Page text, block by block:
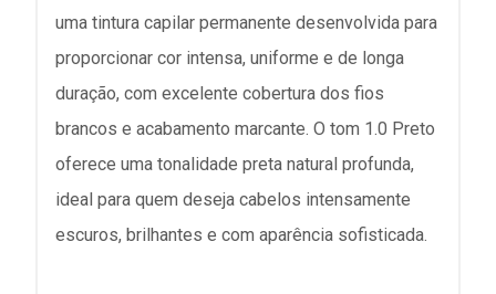
uma tintura capilar permanente desenvolvida para
proporcionar cor intensa, uniforme e de longa
duração, com excelente cobertura dos fios
brancos e acabamento marcante. O tom 1.0 Preto
oferece uma tonalidade preta natural profunda,
ideal para quem deseja cabelos intensamente
escuros, brilhantes e com aparência sofisticada.